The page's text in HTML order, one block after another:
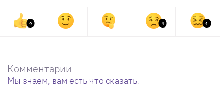
9 1 1
Комментарии
Мы знаем, вам есть что сказать!